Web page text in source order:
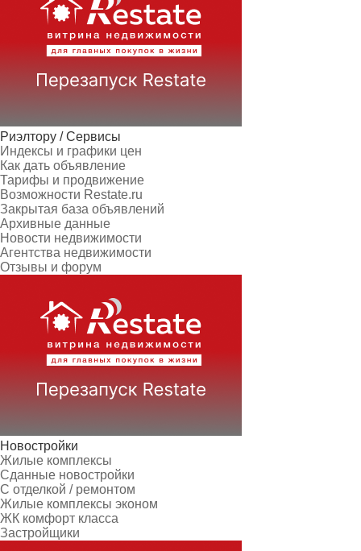
Риэлтору / Сервисы
Индексы и графики цен
Как дать объявление
Тарифы и продвижение
Возможности Restate.ru
Закрытая база объявлений
Архивные данные
Новости недвижимости
Агентства недвижимости
Отзывы и форум
Новостройки
Жилые комплексы
Сданные новостройки
С отделкой / ремонтом
Жилые комплексы эконом
ЖК комфорт класса
Застройщики